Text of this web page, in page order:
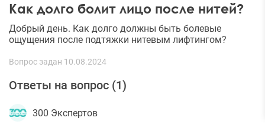
Как долго болит лицо после нитей?
Добрый день. Как долго должны быть болевые
ощущения после подтяжки нитевым лифтингом?
Вопрос задан 10.08.2024
Ответы на вопрос (1)
300 Экспертов